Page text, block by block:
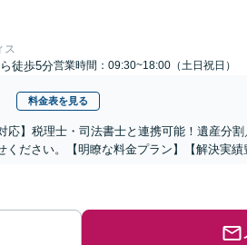
ス
徒歩5分営業時間：09:30~18:00（土日祝日）
料金表を見る
応】税理士・司法書士と連携可能！遺産分
ださい。【明瞭な料金プラン】【解決実績